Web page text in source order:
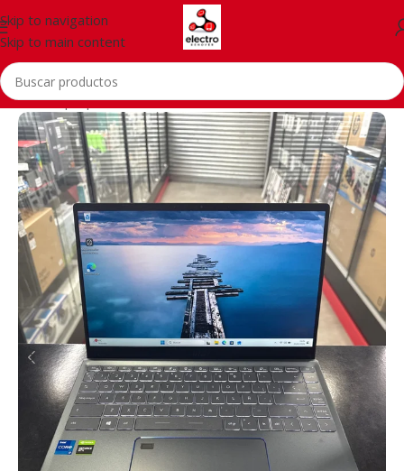
Skip to navigation
Skip to main content
Inicio/Laptops, Tablets & PCs